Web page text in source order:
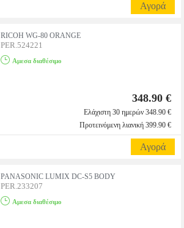
Αγορά
RICOH WG-80 ORANGE
PER.524221
Αμεσα διαθέσιμο
348.90 €
Ελάχιστη 30 ημερών 348.90 €
Προτεινόμενη λιανική 399.90 €
Αγορά
PANASONIC LUMIX DC-S5 BODY
PER.233207
Αμεσα διαθέσιμο